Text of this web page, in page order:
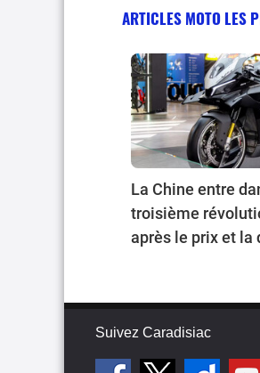
ARTICLES MOTO LES
La Chine entre
troisième
après le prix et la
Suivez Caradisiac